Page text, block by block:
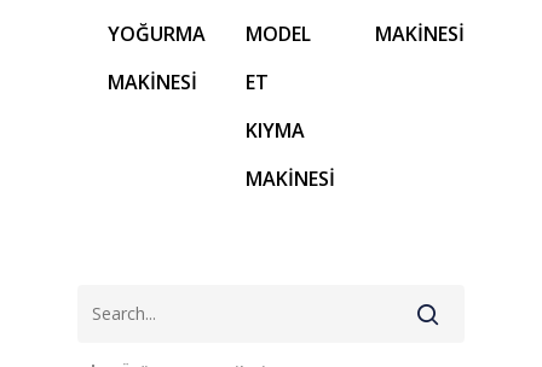
YOĞURMA
MAKİNESİ
MODEL
ET
KIYMA
MAKİNESİ
MAKİNESİ